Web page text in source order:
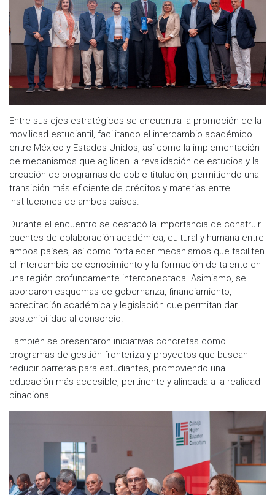
Entre sus ejes estratégicos se encuentra la promoción de la
movilidad estudiantil, facilitando el intercambio académico
entre México y Estados Unidos, así como la implementación
de mecanismos que agilicen la revalidación de estudios y la
creación de programas de doble titulación, permitiendo una
transición más eficiente de créditos y materias entre
instituciones de ambos países.
Durante el encuentro se destacó la importancia de construir
puentes de colaboración académica, cultural y humana entre
ambos países, así como fortalecer mecanismos que faciliten
el intercambio de conocimiento y la formación de talento en
una región profundamente interconectada. Asimismo, se
abordaron esquemas de gobernanza, financiamiento,
acreditación académica y legislación que permitan dar
sostenibilidad al consorcio.
También se presentaron iniciativas concretas como
programas de gestión fronteriza y proyectos que buscan
reducir barreras para estudiantes, promoviendo una
educación más accesible, pertinente y alineada a la realidad
binacional.